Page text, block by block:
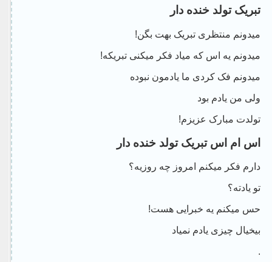
تبریک تولد خنده دار
میدونم منتظری تبریک بهت بگن!
میدونم یه اس که میاد فکر میکنی تبریکه!
میدونم فک کردی ما یادمون نبوده
ولی من یادم بود
تولدت مبارک عزیزم!
اس ام اس تبریک تولد خنده دار
دارم فکر میکنم امروز چه روزیه؟
تو یادته؟
حس میکنم یه خبرایی هست!
بیخیال چیزی یادم نمیاد
.